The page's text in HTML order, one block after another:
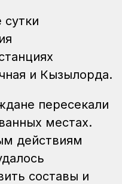
сутки
и Кызылорда.
пересекали
местах.
действиям
составы и